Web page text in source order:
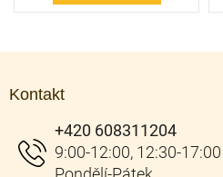
Kontakt
+420 608311204